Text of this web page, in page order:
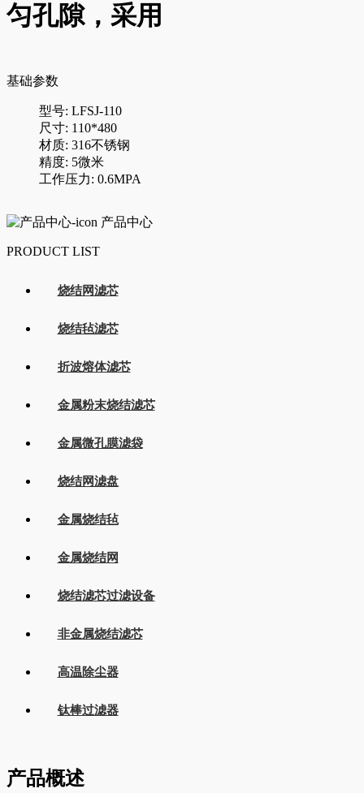
匀孔隙，采用
基础参数
型号: LFSJ-110
尺寸: 110*480
材质: 316不锈钢
精度: 5微米
工作压力: 0.6MPA
产品中心
PRODUCT LIST
烧结网滤芯
烧结毡滤芯
折波熔体滤芯
金属粉末烧结滤芯
金属微孔膜滤袋
烧结网滤盘
金属烧结毡
金属烧结网
烧结滤芯过滤设备
非金属烧结滤芯
高温除尘器
钛棒过滤器
产品概述